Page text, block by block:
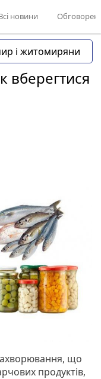
новини
і житомиряни
вберегтися
що
продуктів,